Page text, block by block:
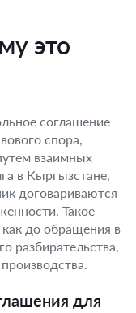
это
соглашение
спора,
взаимных
в Кыргызстане,
договариваются
Такое
до обращения в
разбирательства,
для